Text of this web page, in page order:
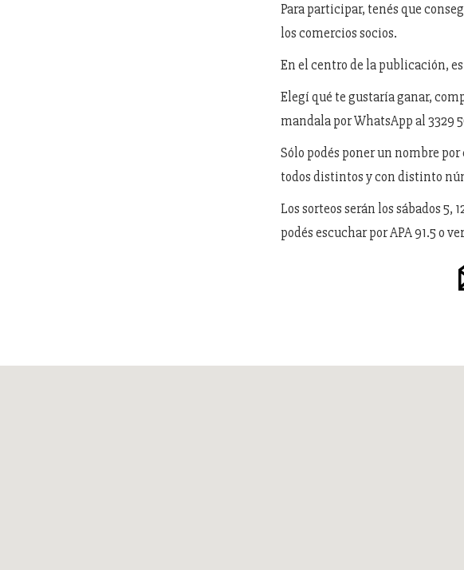
Para participar, tenés que
los comercios socios.
En el centro de la publicación,
Elegí qué te gustaría ganar,
mandala por WhatsApp al 3329
Sólo podés poner un nombre
todos distintos y con distinto
Los sorteos serán los sábados 5,
podés escuchar por APA 91.5 o